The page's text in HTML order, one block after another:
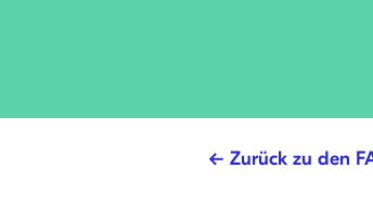
← Zurück zu den